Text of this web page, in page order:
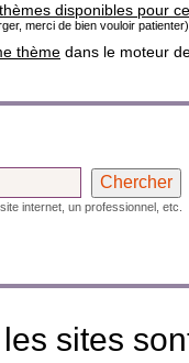
disponibles pour
merci de bien vouloir patienter)
thème dans le moteur
internet, un professionnel, etc.
sites